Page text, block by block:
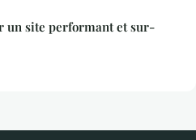
un site performant et sur-